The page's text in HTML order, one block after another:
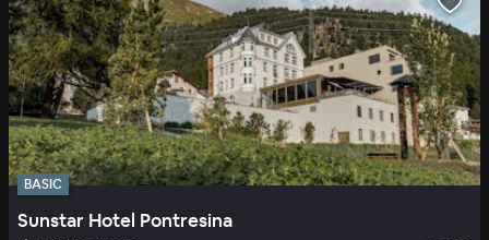
BASIC
Sunstar Hotel Pontresina